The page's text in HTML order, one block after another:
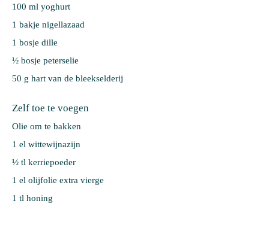
100 ml yoghurt
1 bakje nigellazaad
1 bosje dille
½ bosje peterselie
50 g hart van de bleekselderij
Zelf toe te voegen
Olie om te bakken
1 el wittewijnazijn
½ tl kerriepoeder
1 el olijfolie extra vierge
1 tl honing